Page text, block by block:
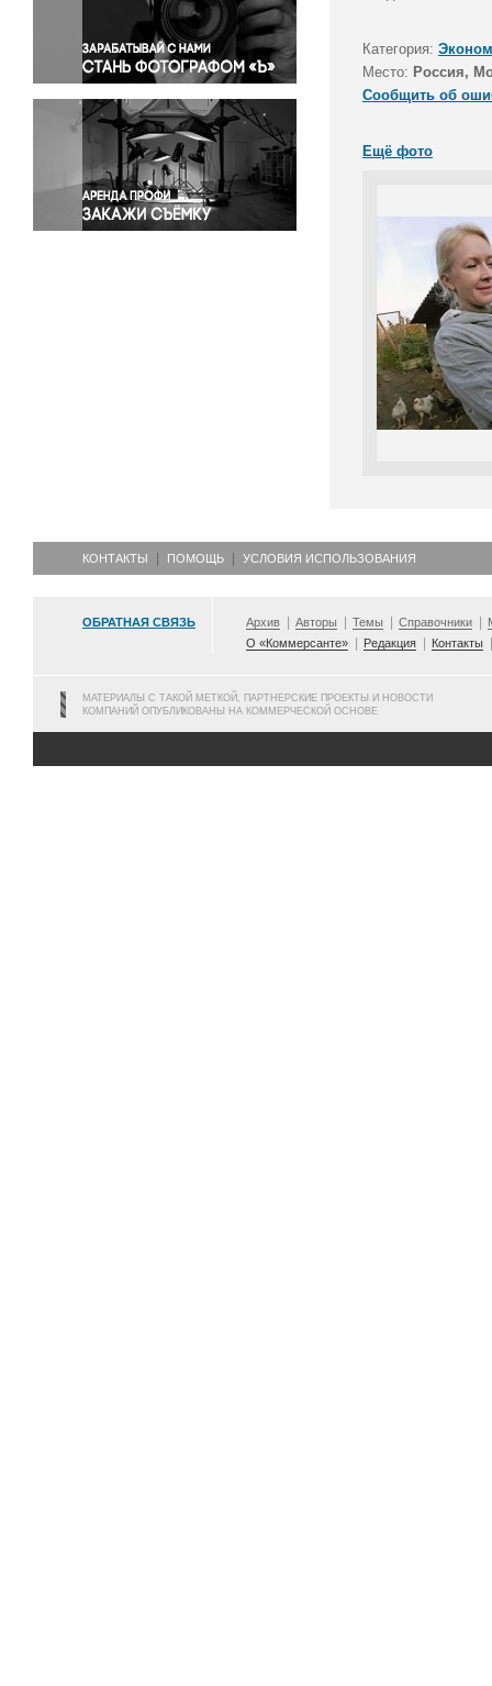
Правосудие
Происшествия и конфликты
Религия
Светская жизнь
Спорт
Экология
Экономика и бизнес
Категория:
Место: Россия,
Сообщить об
Ещё фото
КОНТАКТЫ ПОМОЩЬ УСЛОВИЯ ИСПОЛЬЗОВАНИЯ
ОБРАТНАЯ СВЯЗЬ Архив Авторы Темы Справочники
О «Коммерсанте»
Редакция Контакты
МАТЕРИАЛЫ С ТАКОЙ МЕТКОЙ, ПАРТНЕРСКИЕ ПРОЕКТЫ И НОВОСТИ
КОМПАНИЙ ОПУБЛИКОВАНЫ НА КОММЕРЧЕСКОЙ ОСНОВЕ